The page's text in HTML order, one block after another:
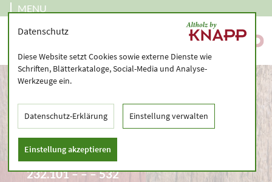
MENU
232.101 – – – 532
Datenschutz
Diese Website setzt Cookies sowie externe Dienste wie
Schriften, Blätterkataloge, Social-Media und Analyse-
Werkzeuge ein.
Datenschutz-Erklärung Einstellung verwalten
Einstellung akzeptieren